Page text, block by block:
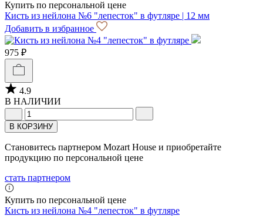
Купить по персональной цене
Кисть из нейлона №6 "лепесток" в футляре | 12 мм
Добавить в избранное
975 ₽
4.9
В НАЛИЧИИ
В КОРЗИНУ
Становитесь партнером Mozart House и приобретайте
продукцию по персональной цене
стать партнером
Купить по персональной цене
Кисть из нейлона №4 "лепесток" в футляре